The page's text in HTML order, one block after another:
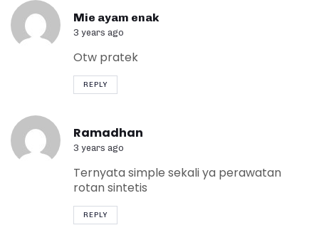
Mie ayam enak
3 years ago
Otw pratek
REPLY
Ramadhan
3 years ago
Ternyata simple sekali ya perawatan
rotan sintetis
REPLY